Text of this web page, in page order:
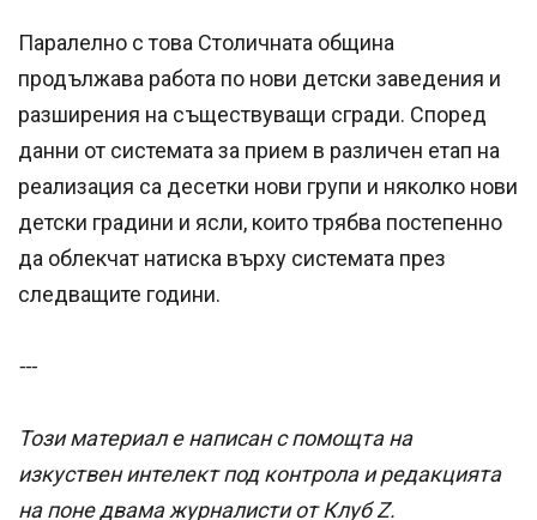
Паралелно с това Столичната община
продължава работа по нови детски заведения и
разширения на съществуващи сгради. Според
данни от системата за прием в различен етап на
реализация са десетки нови групи и няколко нови
детски градини и ясли, които трябва постепенно
да облекчат натиска върху системата през
следващите години.
---
Този материал е написан с помощта на
изкуствен интелект под контрола и редакцията
на поне двама журналисти от Клуб Z.